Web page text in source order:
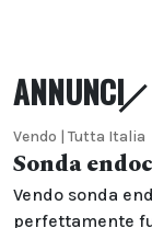
ANNUNCI
Vendo | Tutta Italia
Sonda
Vendo sonda
perfettamente